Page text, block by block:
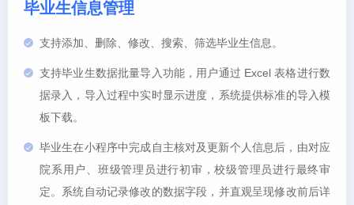
毕业生信息管理
支持添加、删除、修改、搜索、筛选毕业生信息。
支持毕业生数据批量导入功能，用户通过 Excel 表格进行数
据录入，导入过程中实时显示进度，系统提供标准的导入模
板下载。
毕业生在小程序中完成自主核对及更新个人信息后，由对应
院系用户、班级管理员进行初审，校级管理员进行最终审
定。系统自动记录修改的数据字段，并直观呈现修改前后详